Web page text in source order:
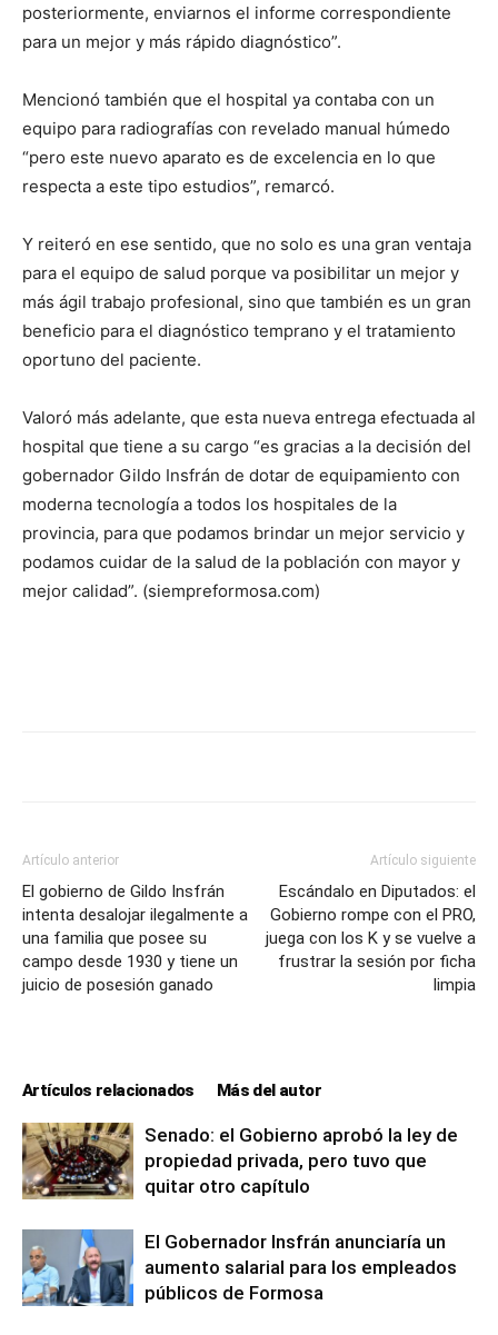
posteriormente, enviarnos el informe correspondiente
para un mejor y más rápido diagnóstico”.
Mencionó también que el hospital ya contaba con un
equipo para radiografías con revelado manual húmedo
“pero este nuevo aparato es de excelencia en lo que
respecta a este tipo estudios”, remarcó.
Y reiteró en ese sentido, que no solo es una gran ventaja
para el equipo de salud porque va posibilitar un mejor y
más ágil trabajo profesional, sino que también es un gran
beneficio para el diagnóstico temprano y el tratamiento
oportuno del paciente.
Valoró más adelante, que esta nueva entrega efectuada al
hospital que tiene a su cargo “es gracias a la decisión del
gobernador Gildo Insfrán de dotar de equipamiento con
moderna tecnología a todos los hospitales de la
provincia, para que podamos brindar un mejor servicio y
podamos cuidar de la salud de la población con mayor y
mejor calidad”. (siempreformosa.com)
Artículo anterior
El gobierno de Gildo Insfrán
intenta desalojar ilegalmente a
una familia que posee su
campo desde 1930 y tiene un
juicio de posesión ganado
Artículo siguiente
Escándalo en Diputados: el
Gobierno rompe con el PRO,
juega con los K y se vuelve a
frustrar la sesión por ficha
limpia
Artículos relacionados Más del autor
Senado: el Gobierno aprobó la ley de
propiedad privada, pero tuvo que
quitar otro capítulo
El Gobernador Insfrán anunciaría un
aumento salarial para los empleados
públicos de Formosa